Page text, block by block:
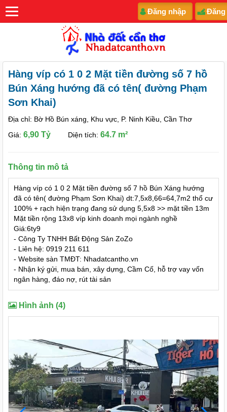
Đăng nhập Đăng
Hàng víp có 1 0 2 Mặt tiền đường số 7 hồ
Bún Xáng hướng đã có tên( đường Phạm
Sơn Khai)
Địa chỉ: Bờ Hồ Bún xáng, Khu vực, P. Ninh Kiều, Cần Thơ
Giá: 6,90 Tỷ Diện tích: 64.7 m²
Thông tin mô tả
Hàng víp có 1 0 2 Mặt tiền đường số 7 hồ Bún Xáng hướng
đã có tên( đường Phạm Sơn Khai) dt:7,5x8,66=64,7m2 thổ cư
100% + rạch hiện trạng đang sử dụng 5,5x8 >> mặt tiền 13m
Mặt tiền rộng 13x8 víp kinh doanh mọi ngành nghề
Giá:6ty9
- Công Ty TNHH Bất Động Sản ZoZo
- Liên hệ: 0919 211 611
- Website sàn TMĐT: Nhadatcantho.vn
- Nhận ký gửi, mua bán, xây dựng, Cầm Cố, hỗ trợ vay vốn
ngân hàng, đáo nợ, rút tài sản
Hình ảnh (4)